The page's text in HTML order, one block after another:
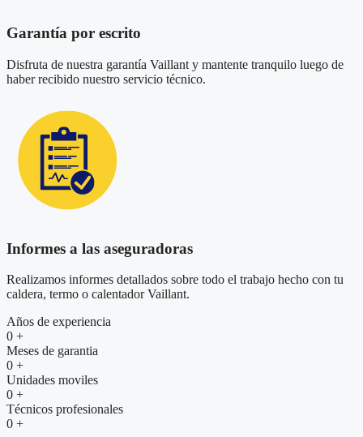
Garantía por escrito
Disfruta de nuestra garantía Vaillant y mantente tranquilo luego de
haber recibido nuestro servicio técnico.
Informes a las aseguradoras
Realizamos informes detallados sobre todo el trabajo hecho con tu
caldera, termo o calentador Vaillant.
Años de experiencia
0 +
Meses de garantia
0 +
Unidades moviles
0 +
Técnicos profesionales
0 +